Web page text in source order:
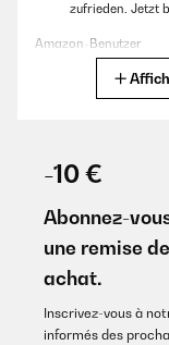
zufrieden. Jetzt
Amazon-Benutzer
Le seul
ensemble
faut juste les
Utilisateur d'Amazon
Traduire
-10 €
Abonnez-
une remise
achat.
Inscrivez-vous à
informés des